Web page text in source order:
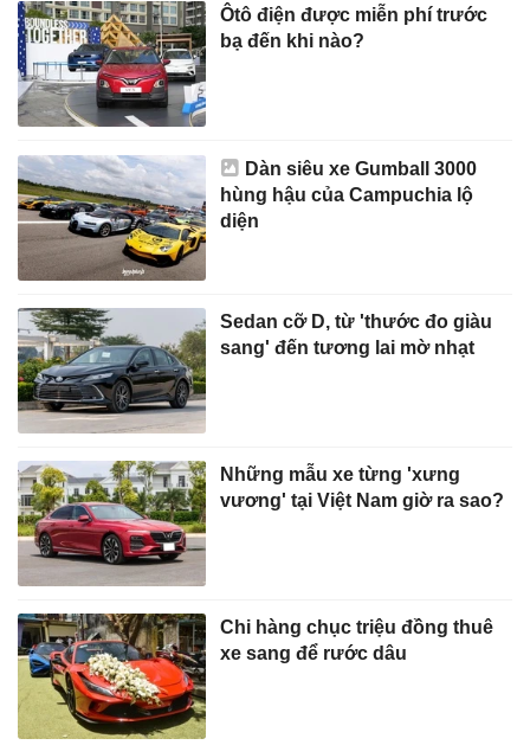
Ôtô điện được miễn phí trước
bạ đến khi nào?
Dàn siêu xe Gumball 3000
hùng hậu của Campuchia lộ
diện
Sedan cỡ D, từ 'thước đo giàu
sang' đến tương lai mờ nhạt
Những mẫu xe từng 'xưng
vương' tại Việt Nam giờ ra sao?
Chi hàng chục triệu đồng thuê
xe sang để rước dâu